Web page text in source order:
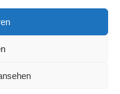
gmbh |